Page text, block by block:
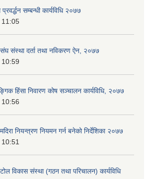
सम्बन्धी कार्यविधि २०७७
संघ संस्था दर्ता तथा नविकरण ऐन, २०७७
हिंसा निवारण कोष सञ्चालन कार्यविधि, २०७७
नियन्त्रण नियमन गर्न बनेको निर्देशिका २०७७
विकास संस्था (गठन तथा परिचालन) कार्यविधि